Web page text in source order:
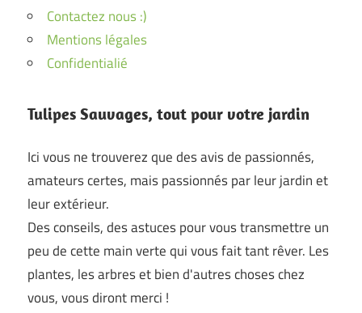
Contactez nous :)
Mentions légales
Confidentialié
Tulipes Sauvages, tout pour votre jardin
Ici vous ne trouverez que des avis de passionnés,
amateurs certes, mais passionnés par leur jardin et
leur extérieur.
Des conseils, des astuces pour vous transmettre un
peu de cette main verte qui vous fait tant rêver. Les
plantes, les arbres et bien d'autres choses chez
vous, vous diront merci !